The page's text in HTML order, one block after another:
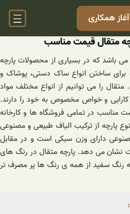
آغاز همکاری
متقال قیمت مناسب
می باشد که در بسیاری از محصولات پارچه
برای ساختن انواع ساک دستی، پوشاک و
را می توانیم از انواع مختلف مواد
کارایی و خواص مخصوص به خود را دارند.
مناسب در تمامی فروشگاه ها و کارخانه
پارچه از ترکیب الیاف طبیعی و مصنوعی
دارای وزن سبکی است و در مقابل
نشان می دهد. پارچه متقال در رنگ های
رنگ سفید از همه ی رنگ ها پر مصرف تر